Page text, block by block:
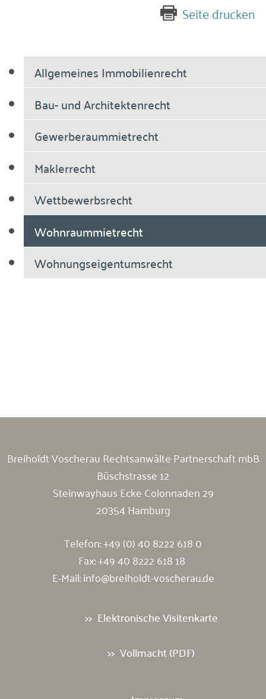
Allgemeines Immobilienrecht
Bau- und Architektenrecht
Gewerberaummietrecht
Maklerrecht
Wettbewerbsrecht
Wohnraummietrecht
Wohnungseigentumsrecht
Seite drucken
Breiholdt Voscherau Rechtsanwälte Partnerschaft mbB
Büschstrasse 12
Steinwayhaus Ecke Colonnaden 29
20354 Hamburg
Telefon:+49 (0) 40 8222 618 0
Fax: +49 40 8222 618 18
E-Mail:info@breiholdt-voscherau.de
Elektronische Visitenkarte
Vollmacht (PDF)